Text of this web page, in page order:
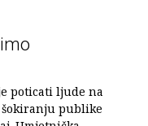
poticati ljude na
publike